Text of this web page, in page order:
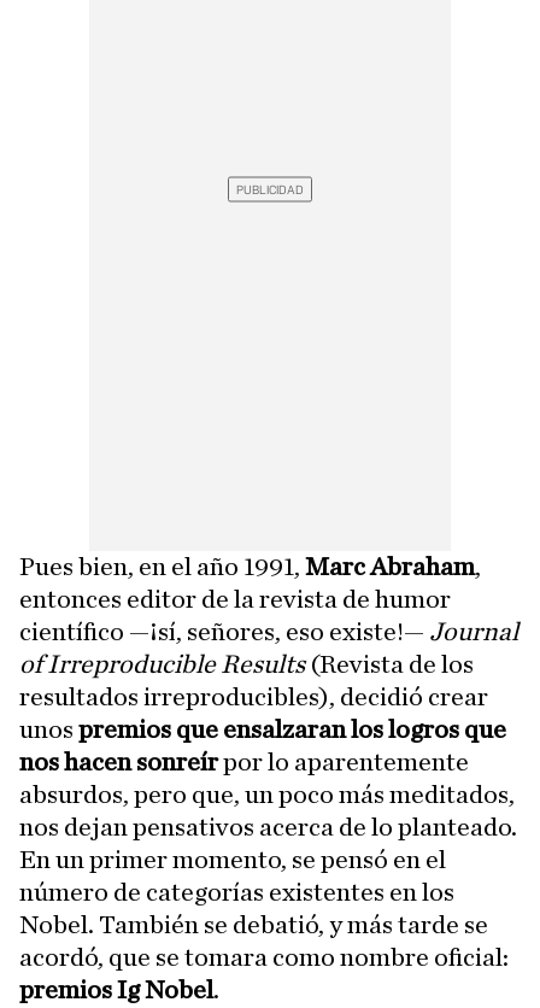
Pues bien, en el año 1991, Marc Abraham,
entonces editor de la revista de humor
científico —¡sí, señores, eso existe!— Journal
of Irreproducible Results(Revista de los
resultados irreproducibles), decidió crear
unos premios que ensalzaran los logros que
nos hacen sonreírpor lo aparentemente
absurdos, pero que, un poco más meditados,
nos dejan pensativos acerca de lo planteado.
En un primer momento, se pensó en el
número de categorías existentes en los
Nobel. También se debatió, y más tarde se
acordó, que se tomara como nombre oficial:
premios Ig Nobel.